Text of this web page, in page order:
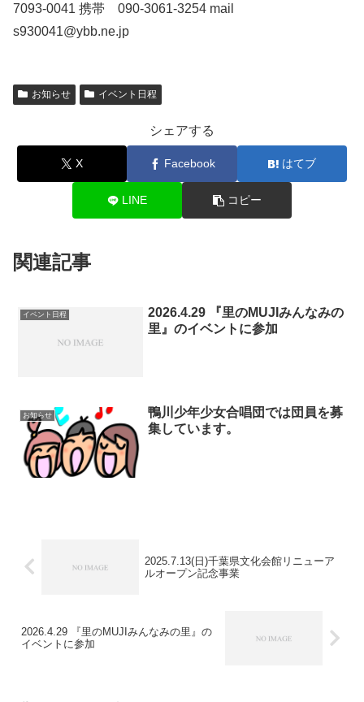
7093-0041 携帯 090-3061-3254 mail
s930041@ybb.ne.jp
お知らせ イベント日程
シェアする
X Facebook はてブ
LINE コピー
関連記事
イベント日程
2026.4.29 『里のMUJIみんなみの
里』のイベントに参加
お知らせ
鴨川少年少女合唱団では団員を募
集しています。
2025.7.13(日)千葉県文化会館リニューア
ルオープン記念事業
2026.4.29 『里のMUJIみんなみの里』の
イベントに参加